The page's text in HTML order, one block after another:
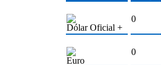
Dólar Oficial +
0
Euro
0